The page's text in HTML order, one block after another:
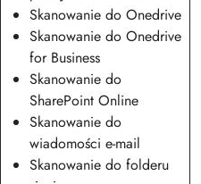
Skanowanie do Onedrive
Skanowanie do Onedrive
for Business
Skanowanie do
SharePoint Online
Skanowanie do
wiadomości e-mail
Skanowanie do folderu